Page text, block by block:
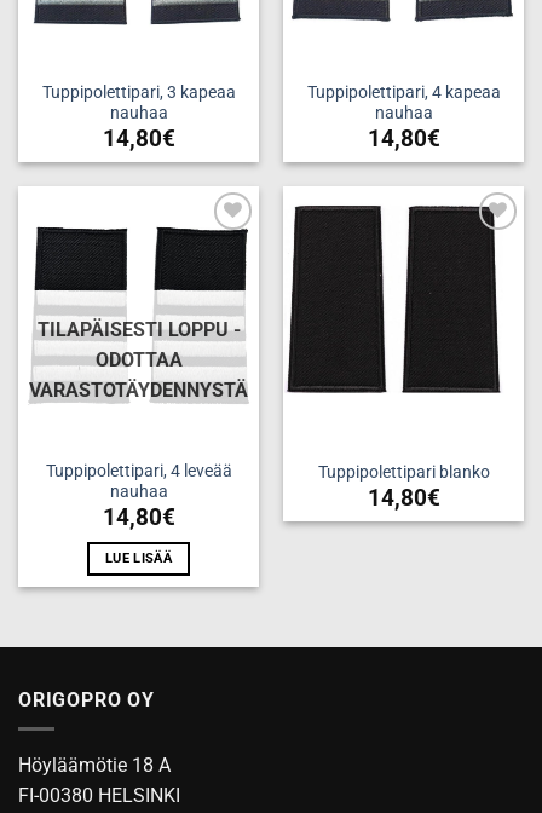
Tuppipolettipari, 3 kapeaa
nauhaa
14,80€
Tuppipolettipari, 4 kapeaa
nauhaa
14,80€
Add to
wishlist
TILAPÄISESTI LOPPU -
ODOTTAA
VARASTOTÄYDENNYSTÄ
Tuppipolettipari, 4 leveää
nauhaa
14,80€
LUE LISÄÄ
Add to
wishlist
Tuppipolettipari blanko
14,80€
ORIGOPRO OY
Höyläämötie 18 A
FI-00380 HELSINKI